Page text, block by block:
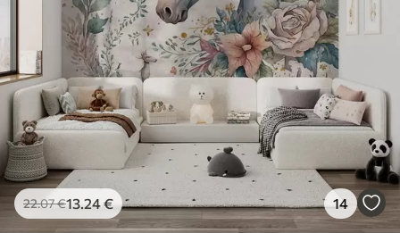
.67 34.00€ /m²
Premium-Vinyl
65.0039.00€/m²
Peel and Stick
81.6749.00€/m²
22.07€13.24€ 14